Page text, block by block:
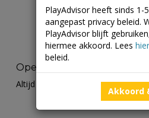
Openingstijden
Altijd open
PlayAdvisor heeft sinds 1-
aangepast privacy beleid.
PlayAdvisor blijft
hiermee akkoord. Lees hier
beleid.
Akkoord